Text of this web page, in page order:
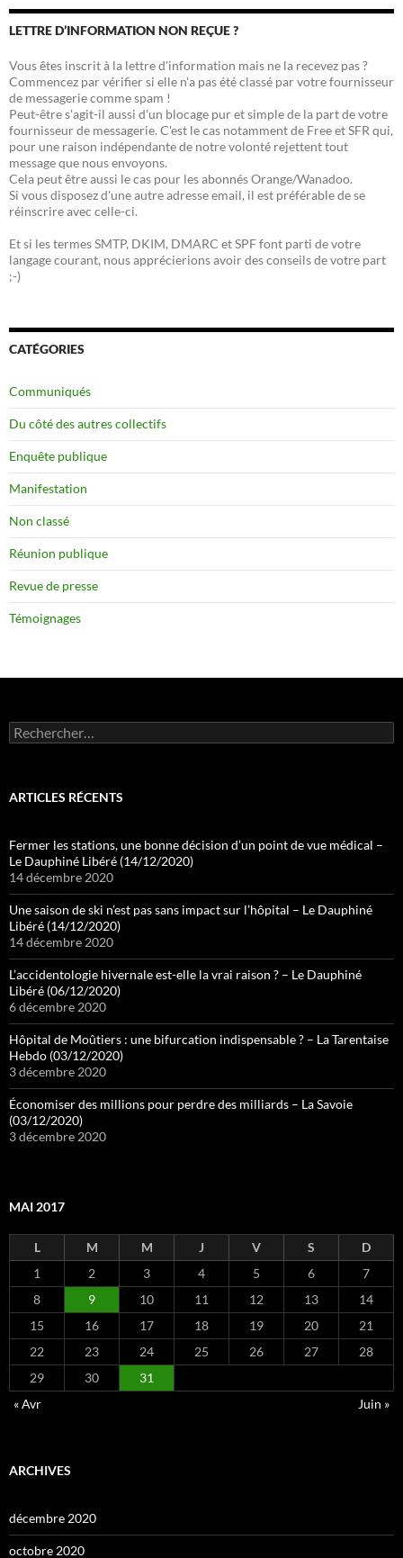
LETTRE D’INFORMATION NON REÇUE ?
Vous êtes inscrit à la lettre d'information mais ne la recevez pas ?
Commencez par vérifier si elle n'a pas été classé par votre fournisseur
de messagerie comme spam !
Peut-être s'agit-il aussi d'un blocage pur et simple de la part de votre
fournisseur de messagerie. C'est le cas notamment de Free et SFR qui,
pour une raison indépendante de notre volonté rejettent tout
message que nous envoyons.
Cela peut être aussi le cas pour les abonnés Orange/Wanadoo.
Si vous disposez d'une autre adresse email, il est préférable de se
réinscrire avec celle-ci.
Et si les termes SMTP, DKIM, DMARC et SPF font parti de votre
langage courant, nous apprécierions avoir des conseils de votre part
;-)
CATÉGORIES
Communiqués
Du côté des autres collectifs
Enquête publique
Manifestation
Non classé
Réunion publique
Revue de presse
Témoignages
Rechercher :
ARTICLES RÉCENTS
Fermer les stations, une bonne décision d’un point de vue médical –
Le Dauphiné Libéré (14/12/2020)
14 décembre 2020
Une saison de ski n’est pas sans impact sur l’hôpital – Le Dauphiné
Libéré (14/12/2020)
14 décembre 2020
L’accidentologie hivernale est-elle la vrai raison ? – Le Dauphiné
Libéré (06/12/2020)
6 décembre 2020
Hôpital de Moûtiers : une bifurcation indispensable ? – La Tarentaise
Hebdo (03/12/2020)
3 décembre 2020
Économiser des millions pour perdre des milliards – La Savoie
(03/12/2020)
3 décembre 2020
MAI 2017
L M M J V S
D
1
2 3 4 5 6
7
8
9 10 11 12 13
14
15
16 17 18 19 20
21
22
23 24 25 26 27
28
29
30
31
« Avr
Juin »
ARCHIVES
décembre 2020
octobre 2020